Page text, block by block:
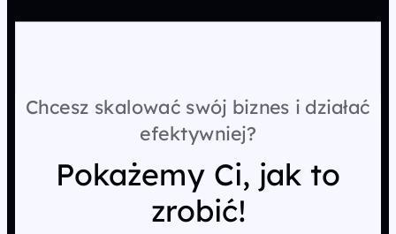
Chcesz skalować swój biznes i działać
efektywniej?
Pokażemy Ci, jak to
zrobić!